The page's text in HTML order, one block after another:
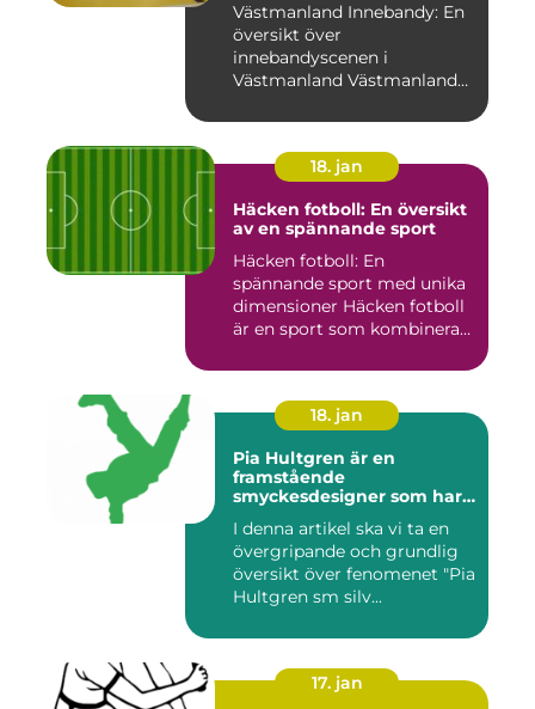
Västmanland Innebandy: En
översikt över
innebandyscenen i
Västmanland Västmanland
18. jan
Häcken fotboll: En översikt
av en spännande sport
Häcken fotboll: En
spännande sport med unika
dimensioner Häcken fotboll
är en sport som kombinerar
18. jan
Pia Hultgren är en
framstående
smyckesdesigner som har
unika och vackra smycken i
silver
I denna artikel ska vi ta en
övergripande och grundlig
översikt över fenomenet "Pia
Hultgren sm silv...
17. jan